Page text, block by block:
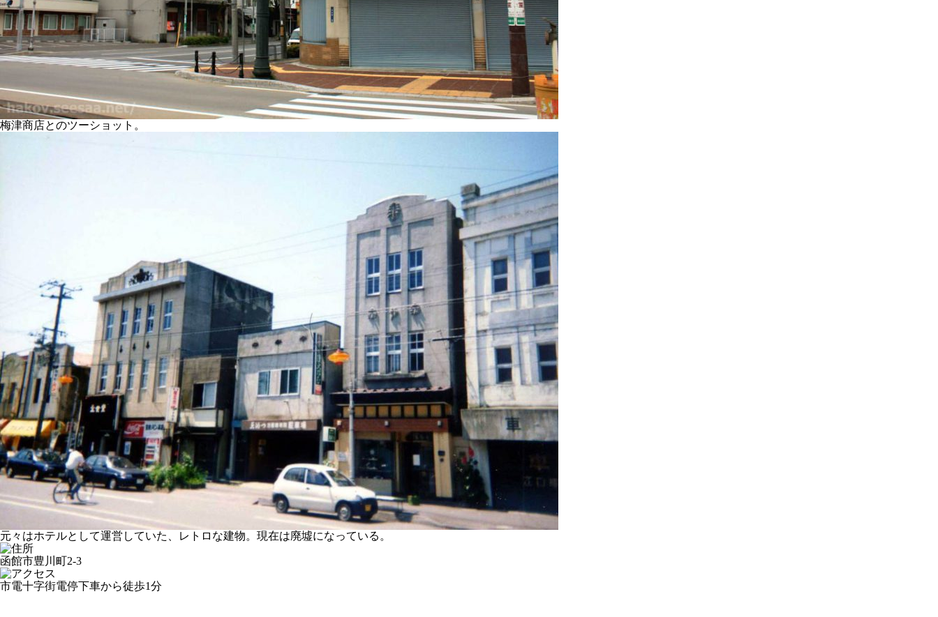
梅津商店とのツーショット。
元々はホテルとして運営していた、レトロな建物。現在は廃墟になっている。
函館市豊川町2-3
市電十字街電停下車から徒歩1分